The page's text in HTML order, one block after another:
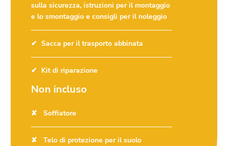
sulla sicurezza, istruzioni per il montaggio
e lo smontaggio e consigli per il noleggio
Sacca per il trasporto abbinata
Kit di riparazione
Non incluso
Soffiatore
Telo di protezione per il suolo